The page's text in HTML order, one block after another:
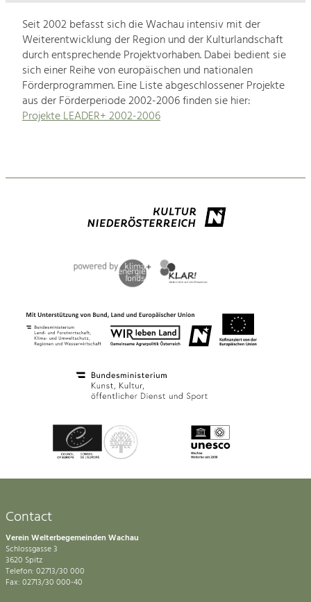
Seit 2002 befasst sich die Wachau intensiv mit der
Weiterentwicklung der Region und der Kulturlandschaft
durch entsprechende Projektvorhaben. Dabei bedient sie
sich einer Reihe von europäischen und nationalen
Förderprogrammen. Eine Liste abgeschlossener Projekte
aus der Förderperiode 2002-2006 finden sie hier:
Projekte LEADER+ 2002-2006
Contact
Verein Welterbegemeinden Wachau
Schlossgasse 3
3620 Spitz
Telefon: 02713/30 000
Fax: 02713/30 000-40